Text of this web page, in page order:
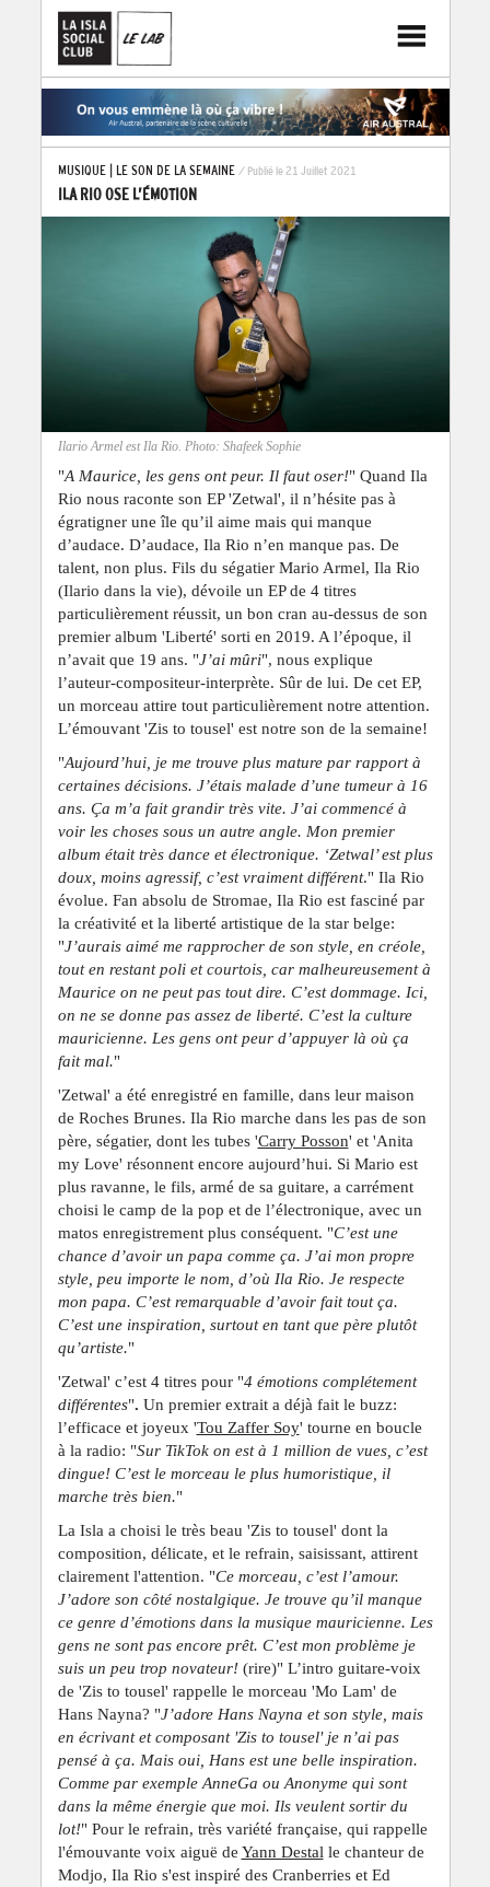
MUSIQUE| LE SON DE LA SEMAINE / Publié le 21 Juillet 2021
ILA RIO OSE L’ÉMOTION
Ilario Armel est Ila Rio. Photo: Shafeek Sophie
"A Maurice, les gens ont peur. Il faut oser!" Quand Ila
Rio nous raconte son EP 'Zetwal', il n’hésite pas à
égratigner une île qu’il aime mais qui manque
d’audace. D’audace, Ila Rio n’en manque pas. De
talent, non plus. Fils du ségatier Mario Armel, Ila Rio
(Ilario dans la vie), dévoile un EP de 4 titres
particulièrement réussit, un bon cran au-dessus de son
premier album 'Liberté' sorti en 2019. A l’époque, il
n’avait que 19 ans. "J’ai mûri", nous explique
l’auteur-compositeur-interprète. Sûr de lui. De cet EP,
un morceau attire tout particulièrement notre attention.
L’émouvant 'Zis to tousel' est notre son de la semaine!
"Aujourd’hui, je me trouve plus mature par rapport à
certaines décisions. J’étais malade d’une tumeur à 16
ans. Ça m’a fait grandir très vite. J’ai commencé à
voir les choses sous un autre angle. Mon premier
album était très dance et électronique. ‘Zetwal’ est plus
doux, moins agressif, c’est vraiment différent." Ila Rio
évolue. Fan absolu de Stromae, Ila Rio est fasciné par
la créativité et la liberté artistique de la star belge:
"J’aurais aimé me rapprocher de son style, en créole,
tout en restant poli et courtois, car malheureusement à
Maurice on ne peut pas tout dire. C’est dommage. Ici,
on ne se donne pas assez de liberté. C’est la culture
mauricienne. Les gens ont peur d’appuyer là où ça
fait mal."
'Zetwal' a été enregistré en famille, dans leur maison
de Roches Brunes. Ila Rio marche dans les pas de son
père, ségatier, dont les tubes 'Carry Posson' et 'Anita
my Love' résonnent encore aujourd’hui. Si Mario est
plus ravanne, le fils, armé de sa guitare, a carrément
choisi le camp de la pop et de l’électronique, avec un
matos enregistrement plus conséquent. "C’est une
chance d’avoir un papa comme ça. J’ai mon propre
style, peu importe le nom, d’où Ila Rio. Je respecte
mon papa. C’est remarquable d’avoir fait tout ça.
C’est une inspiration, surtout en tant que père plutôt
qu’artiste."
'Zetwal' c’est 4 titres pour "4 émotions complétement
différentes". Un premier extrait a déjà fait le buzz:
l’efficace et joyeux 'Tou Zaffer Soy' tourne en boucle
à la radio: "Sur TikTok on est à 1 million de vues, c’est
dingue! C’est le morceau le plus humoristique, il
marche très bien."
La Isla a choisi le très beau 'Zis to tousel' dont la
composition, délicate, et le refrain, saisissant, attirent
clairement l'attention. "Ce morceau, c’est l’amour.
J’adore son côté nostalgique. Je trouve qu’il manque
ce genre d’émotions dans la musique mauricienne. Les
gens ne sont pas encore prêt. C’est mon problème je
suis un peu trop novateur! (rire)" L’intro guitare-voix
de 'Zis to tousel' rappelle le morceau 'Mo Lam' de
Hans Nayna? "J’adore Hans Nayna et son style, mais
en écrivant et composant 'Zis to tousel' je n’ai pas
pensé à ça. Mais oui, Hans est une belle inspiration.
Comme par exemple AnneGa ou Anonyme qui sont
dans la même énergie que moi. Ils veulent sortir du
lot!" Pour le refrain, très variété française, qui rappelle
l'émouvante voix aiguë de Yann Destal le chanteur de
Modjo, Ila Rio s'est inspiré des Cranberries et Ed